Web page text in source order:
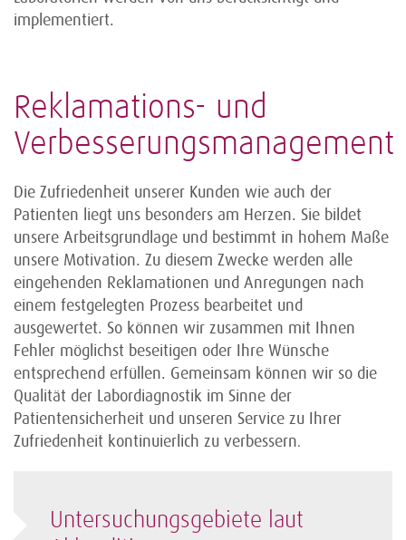
implementiert.
Reklamations- und
Verbesserungsmanagement
Die Zufriedenheit unserer Kunden wie auch der
Patienten liegt uns besonders am Herzen. Sie bildet
unsere Arbeitsgrundlage und bestimmt in hohem Maße
unsere Motivation. Zu diesem Zwecke werden alle
eingehenden Reklamationen und Anregungen nach
einem festgelegten Prozess bearbeitet und
ausgewertet. So können wir zusammen mit Ihnen
Fehler möglichst beseitigen oder Ihre Wünsche
entsprechend erfüllen. Gemeinsam können wir so die
Qualität der Labordiagnostik im Sinne der
Patientensicherheit und unseren Service zu Ihrer
Zufriedenheit kontinuierlich zu verbessern.
Untersuchungsgebiete laut